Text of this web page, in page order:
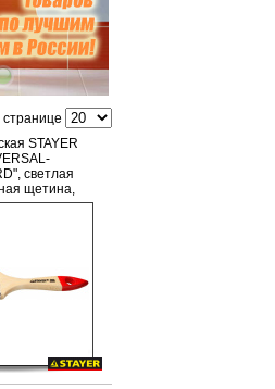
STAYER
светлая
щетина,
ручка, 50мм